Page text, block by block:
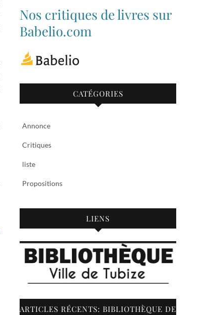
bibliothequetubize
sur
Facebook
Tuclasakoi
sur
Twitter
Nos critiques de livres sur
Babelio.com
CATÉGORIES
Annonce
Critiques
liste
Propositions
LIENS
ARTICLES RÉCENTS: BIBLIOTHÈQUE DE